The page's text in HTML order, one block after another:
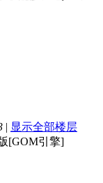
| 显示全部楼层
[GOM引擎]